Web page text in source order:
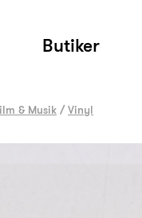
Butiker
& Musik /Vinyl